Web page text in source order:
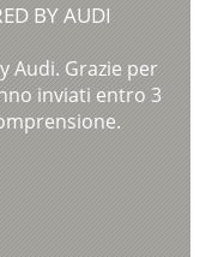
BY AUDI
Audi. Grazie per
inviati entro 3